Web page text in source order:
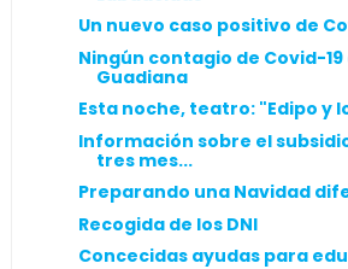
Un nuevo caso positivo de
Ningún contagio de Covid-
Guadiana
Esta noche, teatro: "Edipo y
Información sobre el
tres mes...
Preparando una Navidad
Recogida de los DNI
Concecidas ayudas para